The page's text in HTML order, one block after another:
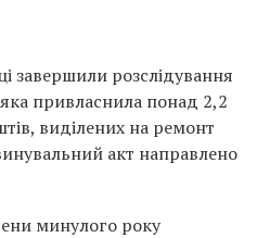
завершили розслідування
привласнила понад 2,2
виділених на ремонт
акт направлено
минулого року